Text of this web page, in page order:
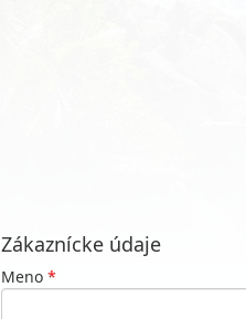
Zákaznícke údaje
Meno *